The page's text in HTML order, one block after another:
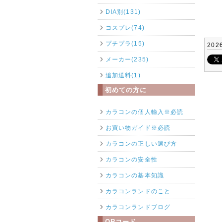
DIA別(131)
コスプレ(74)
プチプラ(15)
メーカー(235)
追加送料(1)
初めての方に
カラコンの個人輸入※必読
お買い物ガイド※必読
カラコンの正しい選び方
カラコンの安全性
カラコンの基本知識
カラコンランドのこと
カラコンランドブログ